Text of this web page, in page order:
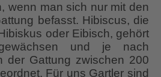
wenn man sich nur mit den
befasst. Hibiscus, die
oder Eibisch, gehört
und je nach
der Gattung zwischen 200
Für uns Gartler sind